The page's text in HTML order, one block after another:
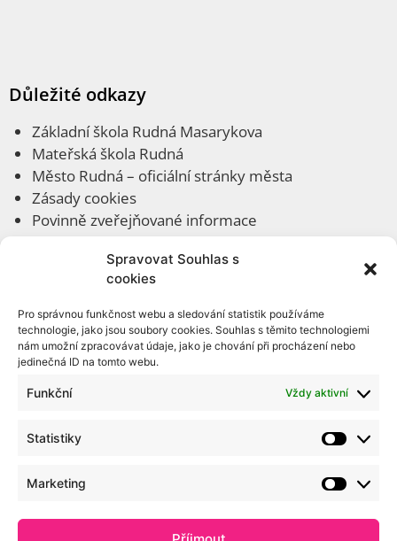
Spravovat Souhlas s
cookies
Pro správnou funkčnost webu a sledování statistik používáme
technologie, jako jsou soubory cookies. Souhlas s těmito technologiemi
nám umožní zpracovávat údaje, jako je chování při procházení nebo
jedinečná ID na tomto webu.
Funkční Vždy aktivní
Statistiky
Marketing
Důležité odkazy
Základní škola Rudná Masarykova
Mateřská škola Rudná
Město Rudná – oficiální stránky města
Zásady cookies
Povinně zveřejňované informace
Rychlá navigace
O nás
Kontakty
Fotogalerie
Ke stažení
Interní odkazy